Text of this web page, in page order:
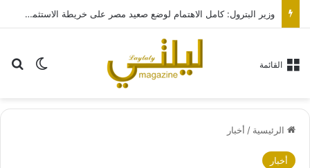
وزير البترول: كامل الاهتمام لوضع صعيد مصر على خريطة الاستثمار البترولي
الوضع القائمة
الرئيسية / أخبار
أخبار